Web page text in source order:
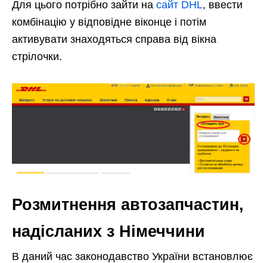
Для цього потрібно зайти на сайт DHL, ввести
комбінацію у відповідне віконце і потім
активувати знаходяться справа від вікна
стрілочки.
Розмитнення автозапчастин,
надісланих з Німеччини
В даний час законодавство України встановлює